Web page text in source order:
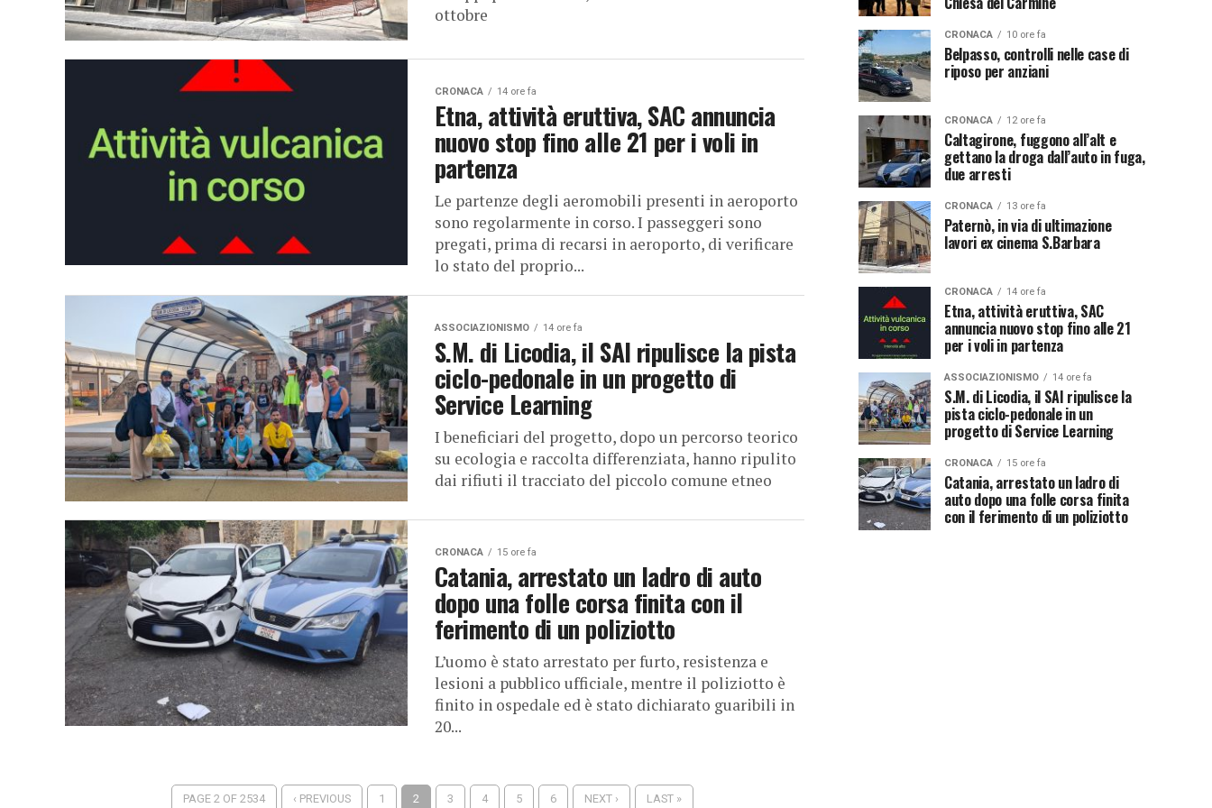
ottobre
CRONACA 14 ore fa
Etna, attività eruttiva, SAC annuncia
nuovo stop fino alle 21 per i voli in
partenza
Le partenze degli aeromobili presenti in aeroporto
sono regolarmente in corso. I passeggeri sono
pregati, prima di recarsi in aeroporto, di verificare
lo stato del proprio...
ASSOCIAZIONISMO 14 ore fa
S.M. di Licodia, il SAI ripulisce la pista
ciclo-pedonale in un progetto di
Service Learning
I beneficiari del progetto, dopo un percorso teorico
su ecologia e raccolta differenziata, hanno ripulito
dai rifiuti il tracciato del piccolo comune etneo
CRONACA 15 ore fa
Catania, arrestato un ladro di auto
dopo una folle corsa finita con il
ferimento di un poliziotto
L’uomo è stato arrestato per furto, resistenza e
lesioni a pubblico ufficiale, mentre il poliziotto è
finito in ospedale ed è stato dichiarato guaribili in
20...
PAGE 2 OF 2534 ‹ PREVIOUS 1 2 3 4 5 6 NEXT › LAST »
CRONACA 10 ore fa
Belpasso, controlli nelle case di
riposo per anziani
CRONACA 12 ore fa
Caltagirone, fuggono all’alt e
gettano la droga dall’auto in fuga,
due arresti
CRONACA 13 ore fa
Paternò, in via di ultimazione
lavori ex cinema S.Barbara
CRONACA 14 ore fa
Etna, attività eruttiva, SAC
annuncia nuovo stop fino alle 21
per i voli in partenza
ASSOCIAZIONISMO 14 ore fa
S.M. di Licodia, il SAI ripulisce la
pista ciclo-pedonale in un
progetto di Service Learning
CRONACA 15 ore fa
Catania, arrestato un ladro di
auto dopo una folle corsa finita
con il ferimento di un poliziotto